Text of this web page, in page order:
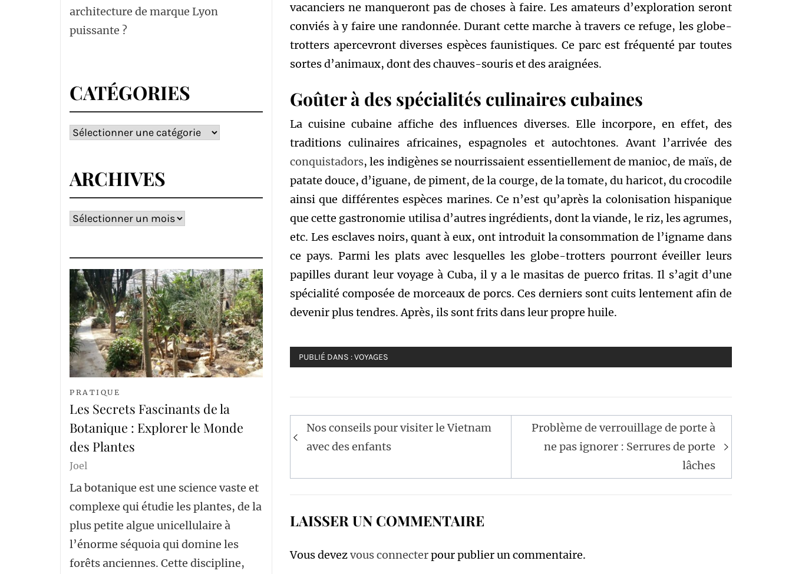
vacanciers ne manqueront pas de choses à faire. Les amateurs d’exploration seront
conviés à y faire une randonnée. Durant cette marche à travers ce refuge, les globe-
trotters apercevront diverses espèces faunistiques. Ce parc est fréquenté par toutes
sortes d’animaux, dont des chauves-souris et des araignées.
Goûter à des spécialités culinaires cubaines
La cuisine cubaine affiche des influences diverses. Elle incorpore, en effet, des
traditions culinaires africaines, espagnoles et autochtones. Avant l’arrivée des
conquistadors, les indigènes se nourrissaient essentiellement de manioc, de maïs, de
patate douce, d’iguane, de piment, de la courge, de la tomate, du haricot, du crocodile
ainsi que différentes espèces marines. Ce n’est qu’après la colonisation hispanique
que cette gastronomie utilisa d’autres ingrédients, dont la viande, le riz, les agrumes,
etc. Les esclaves noirs, quant à eux, ont introduit la consommation de l’igname dans
ce pays. Parmi les plats avec lesquelles les globe-trotters pourront éveiller leurs
papilles durant leur voyage à Cuba, il y a le masitas de puerco fritas. Il s’agit d’une
spécialité composée de morceaux de porcs. Ces derniers sont cuits lentement afin de
devenir plus tendres. Après, ils sont frits dans leur propre huile.
PUBLIÉ DANS :VOYAGES
Navigation
de
Nos conseils pour visiter le Vietnam
avec des enfants
Problème de verrouillage de porte à
ne pas ignorer : Serrures de porte
lâches
LAISSER UN COMMENTAIRE
Vous devezvous connecterpour publier un commentaire.
architecture de marque Lyon
puissante ?
CATÉGORIES
Catégories
ARCHIVES
Archives
PRATIQUE
Les Secrets Fascinants de la
Botanique : Explorer le Monde
des Plantes
Joel
La botanique est une science vaste et
complexe qui étudie les plantes, de la
plus petite algue unicellulaire à
l’énorme séquoia qui domine les
forêts anciennes. Cette discipline,